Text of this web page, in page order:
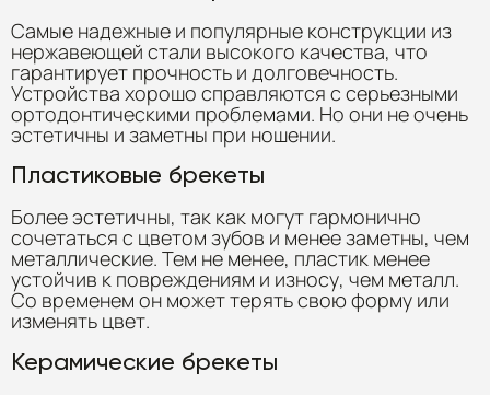
Самые надежные и популярные конструкции из
нержавеющей стали высокого качества, что
гарантирует прочность и долговечность.
Устройства хорошо справляются с серьезными
ортодонтическими проблемами. Но они не очень
эстетичны и заметны при ношении.
Пластиковые брекеты
Более эстетичны, так как могут гармонично
сочетаться с цветом зубов и менее заметны, чем
металлические. Тем не менее, пластик менее
устойчив к повреждениям и износу, чем металл.
Со временем он может терять свою форму или
изменять цвет.
Керамические брекеты